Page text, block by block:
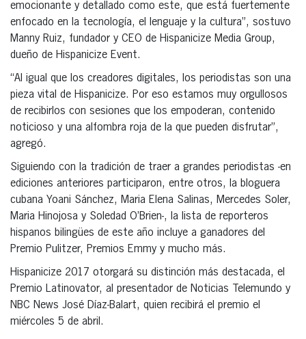
emocionante y detallado como este, que está fuertemente
enfocado en la tecnología, el lenguaje y la cultura”, sostuvo
Manny Ruiz, fundador y CEO de Hispanicize Media Group,
dueño de Hispanicize Event.
“Al igual que los creadores digitales, los periodistas son una
pieza vital de Hispanicize. Por eso estamos muy orgullosos
de recibirlos con sesiones que los empoderan, contenido
noticioso y una alfombra roja de la que pueden disfrutar”,
agregó.
Siguiendo con la tradición de traer a grandes periodistas -en
ediciones anteriores participaron, entre otros, la bloguera
cubana Yoani Sánchez, Maria Elena Salinas, Mercedes Soler,
Maria Hinojosa y Soledad O’Brien-, la lista de reporteros
hispanos bilingües de este año incluye a ganadores del
Premio Pulitzer, Premios Emmy y mucho más.
Hispanicize 2017 otorgará su distinción más destacada, el
Premio Latinovator, al presentador de Noticias Telemundo y
NBC News José Díaz-Balart, quien recibirá el premio el
miércoles 5 de abril.